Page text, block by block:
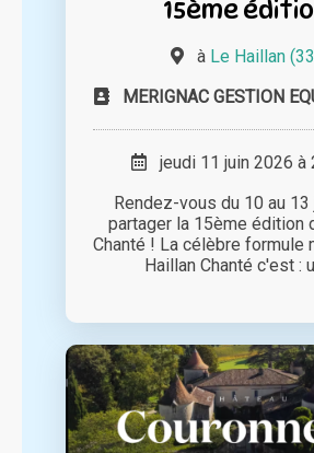
15ème
à Le Haillan
MERIGNAC GESTION
jeudi 11 juin 2026 à
Rendez-vous du 10 au 13
partager la 15ème édition
Chanté ! La célèbre formule
Haillan Chanté c'est :